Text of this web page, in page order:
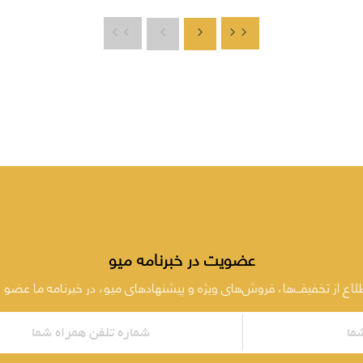
عضویت در خبرنامه میو
از تخفیف‌ها، فروش‌های ویژه و پیشنهادهای میو، در خبرنامه ما